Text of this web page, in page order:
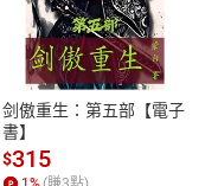
退換貨規範
供消費者保護法七日猶
遽消費者保護法及通訊交
外情事適用準則，依商
同規定。詳細退換貨說明
剑傲重生：第五部【電子
書】
$315